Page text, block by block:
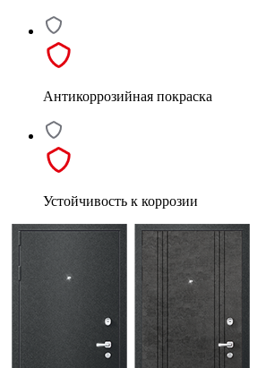
Антикоррозийная покраска
Устойчивость к коррозии